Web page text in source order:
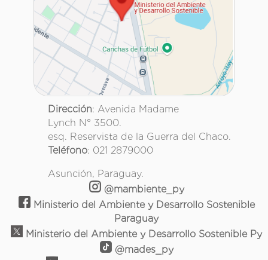
Dirección: Avenida Madame
Lynch N° 3500.
esq. Reservista de la Guerra del Chaco.
Teléfono: 021 2879000
Asunción, Paraguay.
@mambiente_py
Ministerio del Ambiente y Desarrollo Sostenible
Paraguay
Ministerio del Ambiente y Desarrollo Sostenible Py
@mades_py